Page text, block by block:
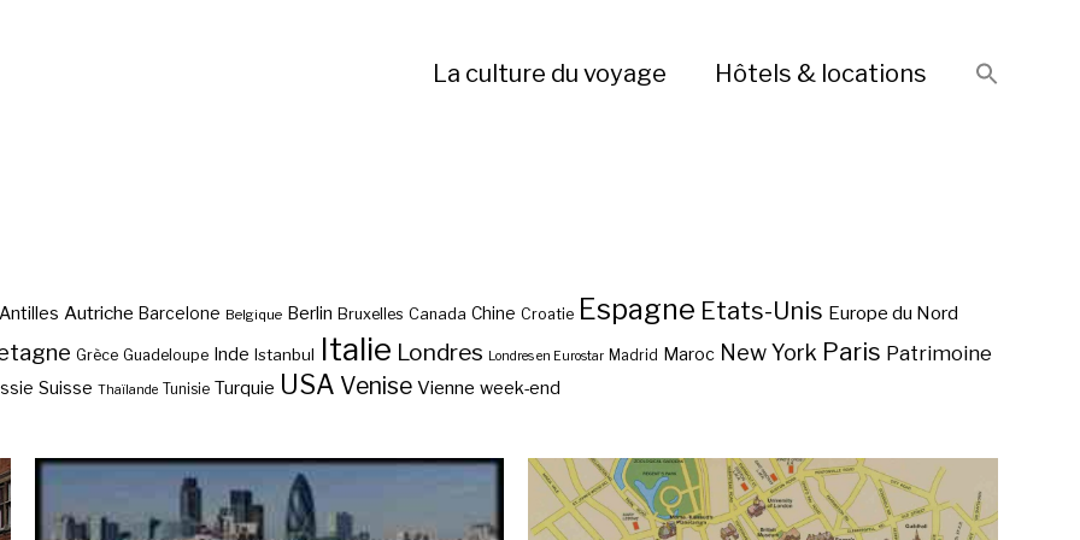
La culture du voyage Hôtels & locations
Antilles Autriche Barcelone Belgique Berlin Bruxelles Canada Chine Croatie Espagne Etats-Unis Europe du Nord
Grèce Guadeloupe Inde Istanbul Italie Londres Londres en Eurostar Madrid Maroc New York Paris Patrimoine
Suisse Thaïlande Tunisie Turquie USA Venise Vienne week-end